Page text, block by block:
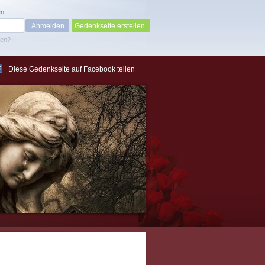
Gedenkseite erstellen
Diese Gedenkseite auf Facebook teilen